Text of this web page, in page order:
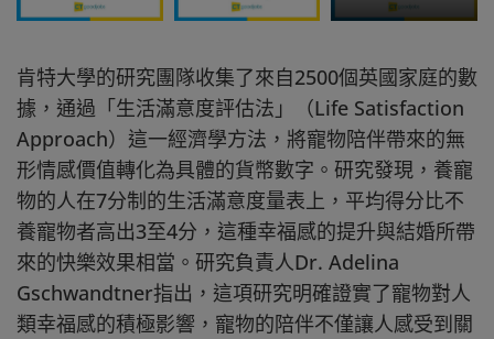
肯特大學的研究團隊收集了來自2500個英國家庭的數
據，通過「生活滿意度評估法」（Life Satisfaction
Approach）這一經濟學方法，將寵物陪伴帶來的無
形情感價值轉化為具體的貨幣數字。研究發現，養寵
物的人在7分制的生活滿意度量表上，平均得分比不
養寵物者高出3至4分，這種幸福感的提升與結婚所帶
來的快樂效果相當。研究負責人Dr. Adelina
Gschwandtner指出，這項研究明確證實了寵物對人
類幸福感的積極影響，寵物的陪伴不僅讓人感受到關